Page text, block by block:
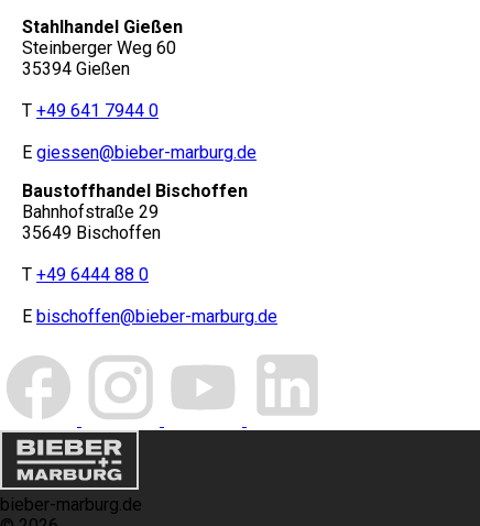
Stahlhandel Gießen
Steinberger Weg 60
35394 Gießen
T +49 641 7944 0
E giessen@bieber-marburg.de
Baustoffhandel Bischoffen
Bahnhofstraße 29
35649 Bischoffen
T +49 6444 88 0
E bischoffen@bieber-marburg.de
bieber-marburg.de